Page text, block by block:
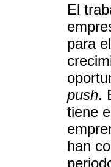
El
para
push.
tiene
han